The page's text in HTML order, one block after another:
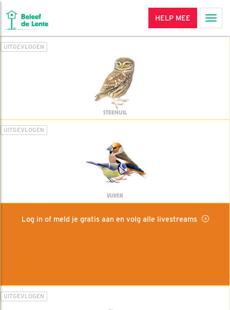
HELP MEE
UITGEVLOGEN
STEENUIL
UITGEVLOGEN
VIJVER
Log in of meld je gratis aan en volg alle livestreams
UITGEVLOGEN